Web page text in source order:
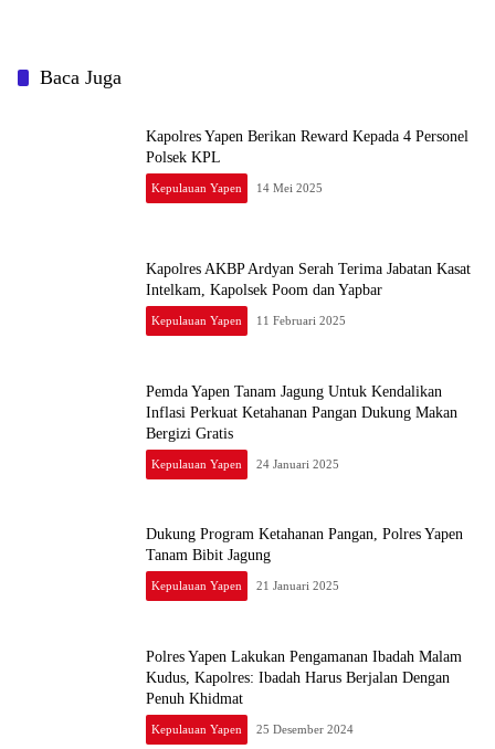
Baca Juga
Kapolres Yapen Berikan Reward Kepada 4 Personel
Polsek KPL
Kepulauan Yapen 14 Mei 2025
Kapolres AKBP Ardyan Serah Terima Jabatan Kasat
Intelkam, Kapolsek Poom dan Yapbar
Kepulauan Yapen 11 Februari 2025
Pemda Yapen Tanam Jagung Untuk Kendalikan
Inflasi Perkuat Ketahanan Pangan Dukung Makan
Bergizi Gratis
Kepulauan Yapen 24 Januari 2025
Dukung Program Ketahanan Pangan, Polres Yapen
Tanam Bibit Jagung
Kepulauan Yapen 21 Januari 2025
Polres Yapen Lakukan Pengamanan Ibadah Malam
Kudus, Kapolres: Ibadah Harus Berjalan Dengan
Penuh Khidmat
Kepulauan Yapen 25 Desember 2024